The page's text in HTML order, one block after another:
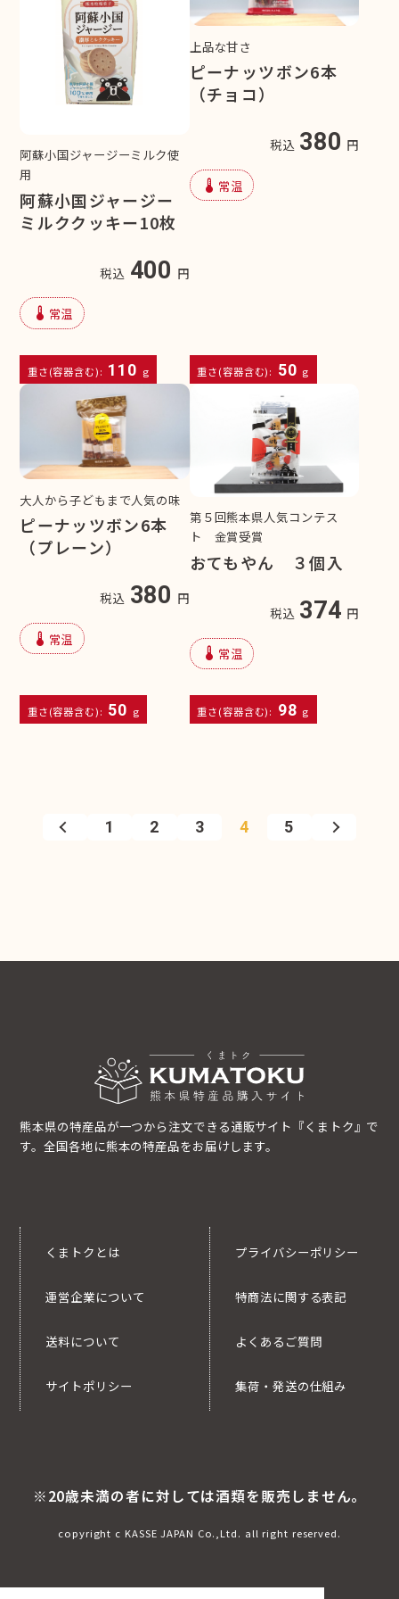
阿蘇小国ジャージーミルク使
用
阿蘇小国ジャージー
ミルククッキー10枚
税込 400 円
device_thermostat 常温
重さ(容器含む): 110 g
上品な甘さ
ピーナッツボン6本
（チョコ）
税込 380 円
device_thermostat 常温
重さ(容器含む): 50 g
大人から子どもまで人気の味
ピーナッツボン6本
（プレーン）
税込 380 円
device_thermostat 常温
重さ(容器含む): 50 g
第５回熊本県人気コンテス
ト 金賞受賞
おてもやん ３個入
税込 374 円
device_thermostat 常温
重さ(容器含む): 98 g
1 2 3 4 5
熊本県の特産品が一つから注文できる通販サイト『くまトク』で
す。全国各地に熊本の特産品をお届けします。
くまトクとは
運営企業について
送料について
サイトポリシー
プライバシーポリシー
特商法に関する表記
よくあるご質問
集荷・発送の仕組み
※20歳未満の者に対しては酒類を販売しません。
copyright c KASSE JAPAN Co.,Ltd. all right reserved.